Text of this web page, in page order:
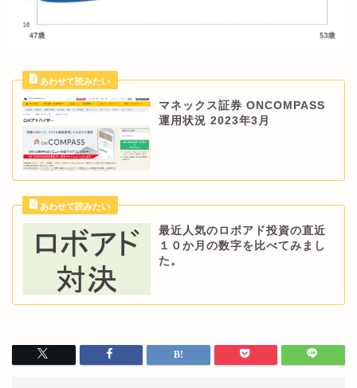
マネックス証券 ONCOMPASS
運用状況 2023年3月
最近人気のロボアド投資の直近
１０か月の数字を比べてみまし
た。